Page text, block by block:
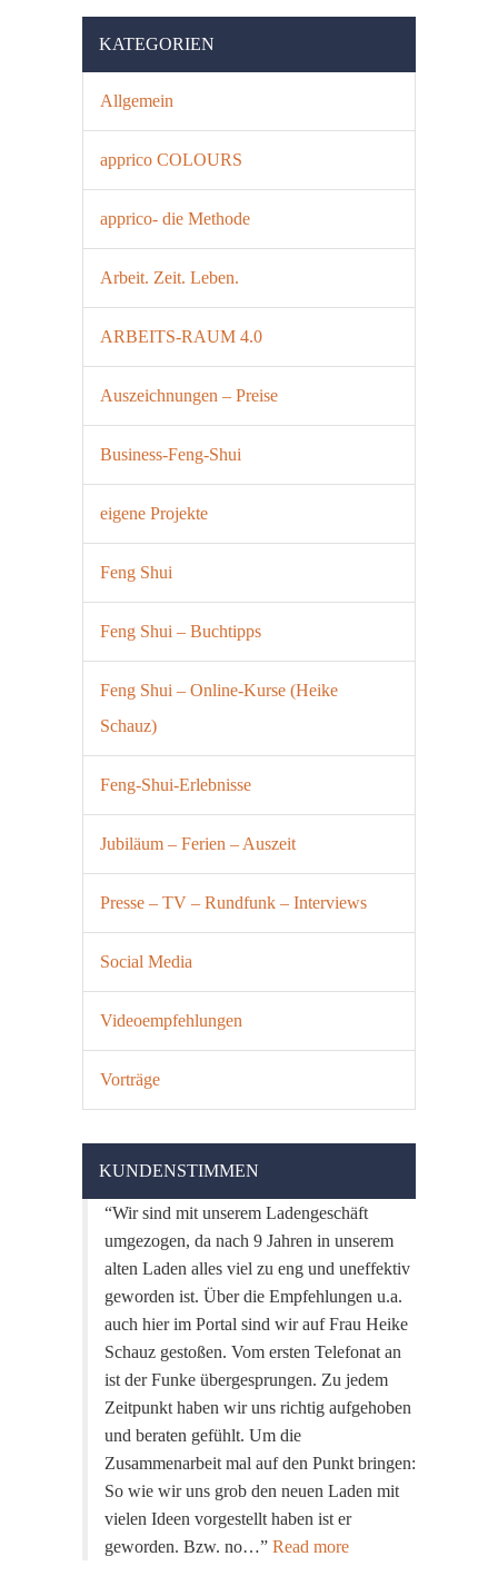
KATEGORIEN
Allgemein
apprico COLOURS
apprico- die Methode
Arbeit. Zeit. Leben.
ARBEITS-RAUM 4.0
Auszeichnungen – Preise
Business-Feng-Shui
eigene Projekte
Feng Shui
Feng Shui – Buchtipps
Feng Shui – Online-Kurse (Heike
Schauz)
Feng-Shui-Erlebnisse
Jubiläum – Ferien – Auszeit
Presse – TV – Rundfunk – Interviews
Social Media
Videoempfehlungen
Vorträge
KUNDENSTIMMEN
Wir sind mit unserem Ladengeschäft
umgezogen, da nach 9 Jahren in unserem
alten Laden alles viel zu eng und uneffektiv
geworden ist. Über die Empfehlungen u.a.
auch hier im Portal sind wir auf Frau Heike
Schauz gestoßen. Vom ersten Telefonat an
ist der Funke übergesprungen. Zu jedem
Zeitpunkt haben wir uns richtig aufgehoben
und beraten gefühlt. Um die
Zusammenarbeit mal auf den Punkt bringen:
So wie wir uns grob den neuen Laden mit
vielen Ideen vorgestellt haben ist er
geworden. Bzw. no…
Read more